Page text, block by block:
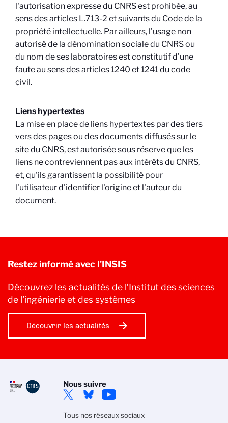
l'autorisation expresse du CNRS est prohibée, au
sens des articles L.713-2 et suivants du Code de la
propriété intellectuelle. Par ailleurs, l’usage non
autorisé de la dénomination sociale du CNRS ou
du nom de ses laboratoires est constitutif d’une
faute au sens des articles 1240 et 1241 du code
civil.
Liens hypertextes
La mise en place de liens hypertextes par des tiers
vers des pages ou des documents diffusés sur le
site du CNRS, est autorisée sous réserve que les
liens ne contreviennent pas aux intérêts du CNRS,
et, qu'ils garantissent la possibilité pour
l'utilisateur d'identifier l'origine et l'auteur du
document.
Restez informé avec l'INSIS
Découvrez les actualités de l’Institut des sciences
de l'ingénierie et des systèmes
Découvrir les actualités
Nous suivre
Tous nos réseaux sociaux